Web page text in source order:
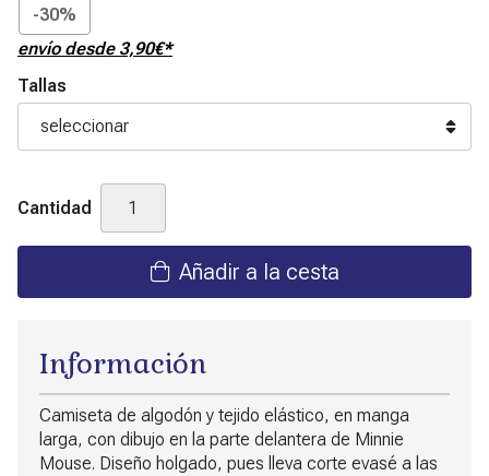
-30%
envío desde 3,90€*
Tallas
Cantidad
Añadir a la cesta
Información
Camiseta de algodón y tejido elástico, en manga
larga, con dibujo en la parte delantera de Minnie
Mouse. Diseño holgado, pues lleva corte evasé a las